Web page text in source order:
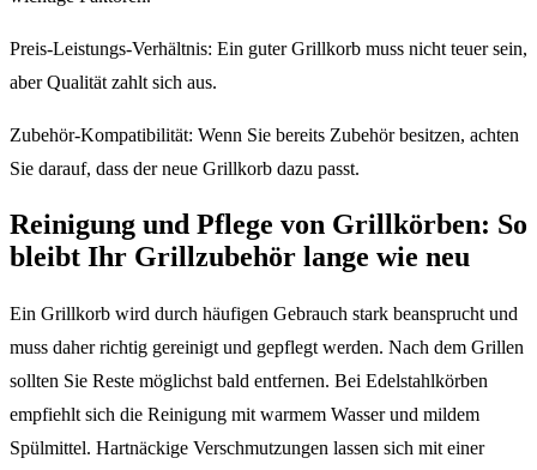
Preis-Leistungs-Verhältnis: Ein guter Grillkorb muss nicht teuer sein,
aber Qualität zahlt sich aus.
Zubehör-Kompatibilität: Wenn Sie bereits Zubehör besitzen, achten
Sie darauf, dass der neue Grillkorb dazu passt.
Reinigung und Pflege von Grillkörben: So
bleibt Ihr Grillzubehör lange wie neu
Ein Grillkorb wird durch häufigen Gebrauch stark beansprucht und
muss daher richtig gereinigt und gepflegt werden. Nach dem Grillen
sollten Sie Reste möglichst bald entfernen. Bei Edelstahlkörben
empfiehlt sich die Reinigung mit warmem Wasser und mildem
Spülmittel. Hartnäckige Verschmutzungen lassen sich mit einer